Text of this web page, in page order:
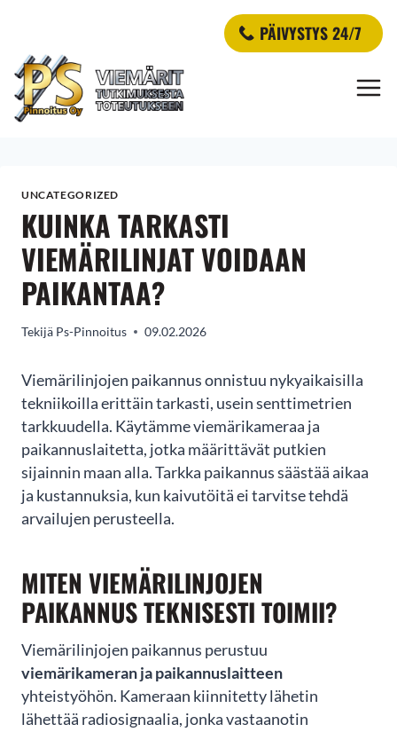
PÄIVYSTYS 24/7
UNCATEGORIZED
KUINKA TARKASTI
VIEMÄRILINJAT VOIDAAN
PAIKANTAA?
Tekijä Ps-Pinnoitus 09.02.2026
Viemärilinjojen paikannus onnistuu nykyaikaisilla
tekniikoilla erittäin tarkasti, usein senttimetrien
tarkkuudella. Käytämme viemärikameraa ja
paikannuslaitetta, jotka määrittävät putkien
sijainnin maan alla. Tarkka paikannus säästää aikaa
ja kustannuksia, kun kaivutöitä ei tarvitse tehdä
arvailujen perusteella.
MITEN VIEMÄRILINJOJEN
PAIKANNUS TEKNISESTI TOIMII?
Viemärilinjojen paikannus perustuu
viemärikameran ja paikannuslaitteen
yhteistyöhön. Kameraan kiinnitetty lähetin
lähettää radiosignaalia, jonka vastaanotin
Oletko viemäripalveluiden
tarpeessa?
Jätä yhteydenottopyyntö helposti tämän lomakkeen kautta
niin olemme sinuun yhteydessä mahdollisimman pian!